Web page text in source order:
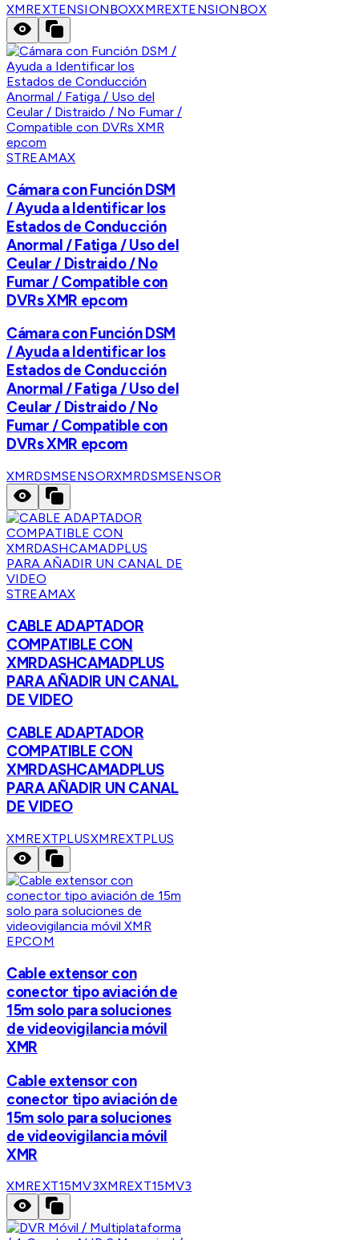
XMREXTENSIONBOXXMREXTENSIONBOX
STREAMAX
Cámara con Función DSM
/ Ayuda a Identificar los
Estados de Conducción
Anormal / Fatiga / Uso del
Ceular / Distraido / No
Fumar / Compatible con
DVRs XMR epcom
Cámara con Función DSM
/ Ayuda a Identificar los
Estados de Conducción
Anormal / Fatiga / Uso del
Ceular / Distraido / No
Fumar / Compatible con
DVRs XMR epcom
XMRDSMSENSORXMRDSMSENSOR
STREAMAX
CABLE ADAPTADOR
COMPATIBLE CON
XMRDASHCAMADPLUS
PARA AÑADIR UN CANAL
DE VIDEO
CABLE ADAPTADOR
COMPATIBLE CON
XMRDASHCAMADPLUS
PARA AÑADIR UN CANAL
DE VIDEO
XMREXTPLUSXMREXTPLUS
EPCOM
Cable extensor con
conector tipo aviación de
15m solo para soluciones
de videovigilancia móvil
XMR
Cable extensor con
conector tipo aviación de
15m solo para soluciones
de videovigilancia móvil
XMR
XMREXT15MV3XMREXT15MV3